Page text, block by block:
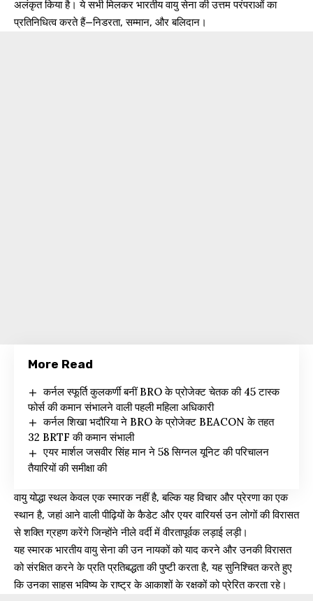
अलंकृत किया है। ये सभी मिलकर भारतीय वायु सेना की उत्तम परंपराओं का
प्रतिनिधित्व करते हैं—निडरता, सम्मान, और बलिदान।
More Read
कर्नल स्फूर्ति कुलकर्णी बनीं BRO के प्रोजेक्ट चेतक की 45 टास्क
फोर्स की कमान संभालने वाली पहली महिला अधिकारी
कर्नल शिखा भदौरिया ने BRO के प्रोजेक्ट BEACON के तहत
32 BRTF की कमान संभाली
एयर मार्शल जसवीर सिंह मान ने 58 सिग्नल यूनिट की परिचालन
तैयारियों की समीक्षा की
वायु योद्धा स्थल केवल एक स्मारक नहीं है, बल्कि यह विचार और प्रेरणा का एक
स्थान है, जहां आने वाली पीढ़ियों के कैडेट और एयर वारियर्स उन लोगों की विरासत
से शक्ति ग्रहण करेंगे जिन्होंने नीले वर्दी में वीरतापूर्वक लड़ाई लड़ी।
यह स्मारक भारतीय वायु सेना की उन नायकों को याद करने और उनकी विरासत
को संरक्षित करने के प्रति प्रतिबद्धता की पुष्टी करता है, यह सुनिश्चित करते हुए
कि उनका साहस भविष्य के राष्ट्र के आकाशों के रक्षकों को प्रेरित करता रहे।